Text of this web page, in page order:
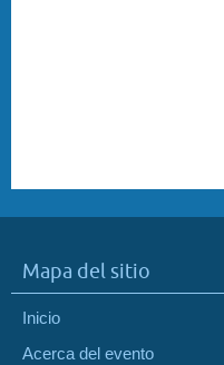
Mapa del sitio
Inicio
Acerca del evento